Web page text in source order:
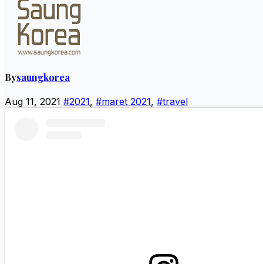
Bysaungkorea
Aug 11, 2021 #2021, #maret 2021, #travel